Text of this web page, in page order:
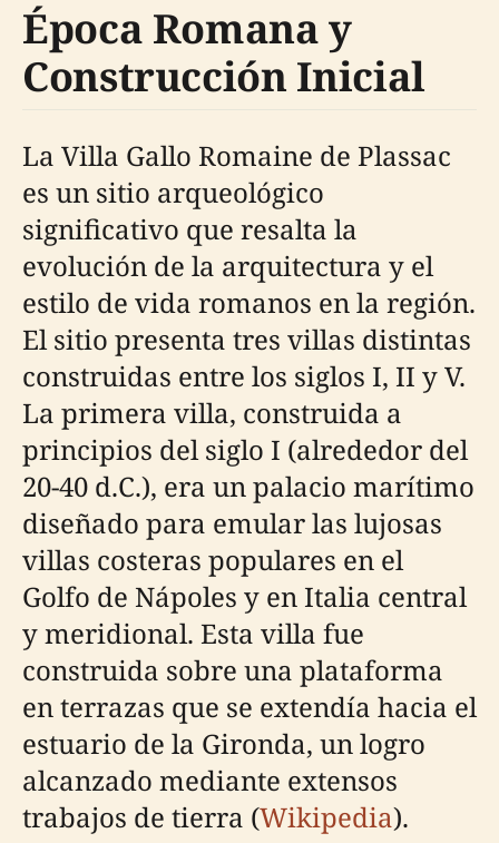
Época Romana y
Construcción Inicial
La Villa Gallo Romaine de Plassac
es un sitio arqueológico
significativo que resalta la
evolución de la arquitectura y el
estilo de vida romanos en la región.
El sitio presenta tres villas distintas
construidas entre los siglos I, II y V.
La primera villa, construida a
principios del siglo I (alrededor del
20-40 d.C.), era un palacio marítimo
diseñado para emular las lujosas
villas costeras populares en el
Golfo de Nápoles y en Italia central
y meridional. Esta villa fue
construida sobre una plataforma
en terrazas que se extendía hacia el
estuario de la Gironda, un logro
alcanzado mediante extensos
trabajos de tierra (Wikipedia).